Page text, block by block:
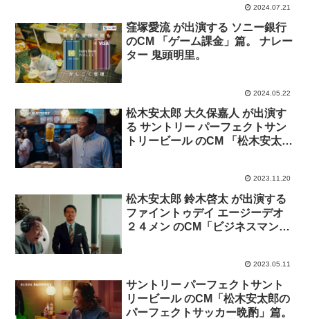
2024.07.21
窪塚愛流 が出演する ソニー銀行
のCM 「ゲーム課金」篇。 ナレー
ター 鬼頭明里。
2024.05.22
松木安太郎 大久保嘉人 が出演す
る サントリー パーフェクトサン
トリービール のCM 「松木安太郎
2023.11.20
松木安太郎 鈴木啓太 が出演する
ファイントゥデイ エージーデオ
２４メン のCM「ビジネスマン汗
2023.05.11
サントリー パーフェクトサント
リービール のCM「松木安太郎の
パーフェクトサッカー晩酌」篇。